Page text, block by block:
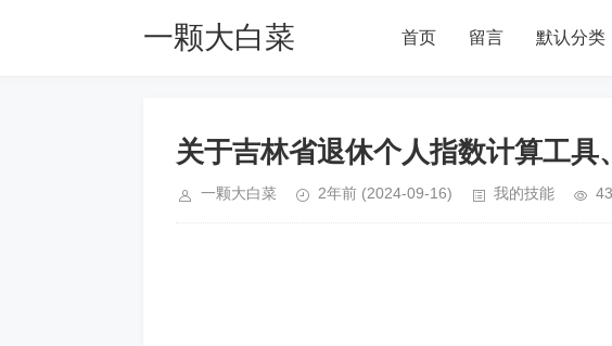
一颗大白菜 首页 留言 默认分类
关于吉林省退休个人指数计算工具
一颗大白菜 2年前 (2024-09-16) 我的技能